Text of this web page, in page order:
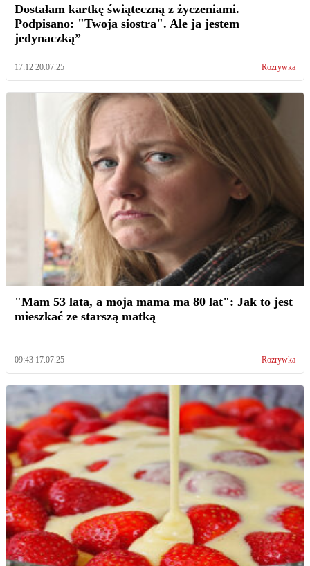
Dostałam kartkę świąteczną z życzeniami.
Podpisano: "Twoja siostra". Ale ja jestem
jedynaczką”
17:12 20.07.25 Rozrywka
"Mam 53 lata, a moja mama ma 80 lat": Jak to jest
mieszkać ze starszą matką
09:43 17.07.25 Rozrywka